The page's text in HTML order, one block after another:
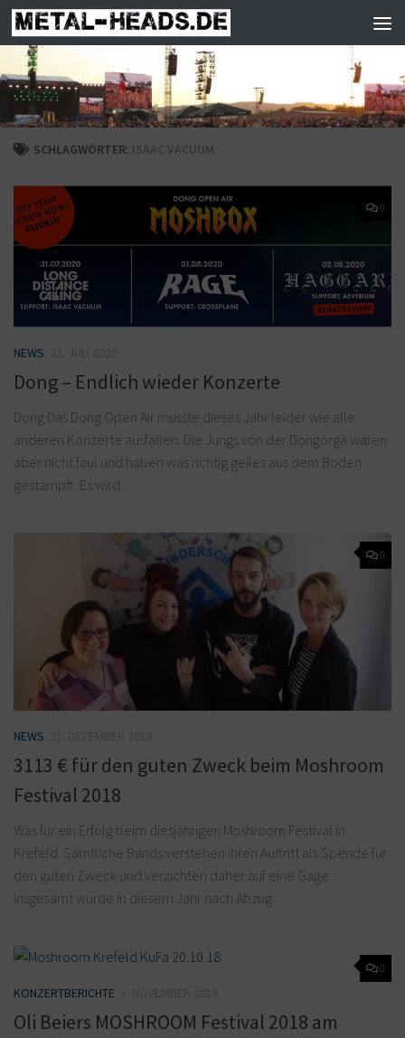
Zum Inhalt springen
SCHLAGWÖRTER: ISAAC VACUUM
0
NEWS
Dong – Endlich wieder Konzerte
Dong Das Dong Open Air musste dieses Jahr leider wie alle
anderen Konzerte ausfallen. Die Jungs von der Dongorga waren
aber nicht faul und haben was richtig geiles aus dem Boden
gestampft. Es wird...
0
NEWS
3113 € für den guten Zweck beim Moshroom
Festival 2018
Was für ein Erfolg beim diesjährigen Moshroom Festival in
Krefeld. Sämtliche Bands verstehen ihren Auftritt als Spende für
den guten Zweck und verzichten daher auf eine Gage.
Insgesamt wurde in diesem Jahr nach Abzug...
0
KONZERTBERICHTE
Oli Beiers MOSHROOM Festival 2018 am